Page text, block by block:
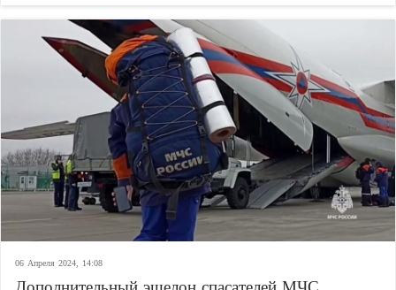
06 Апреля 2024, 14:08